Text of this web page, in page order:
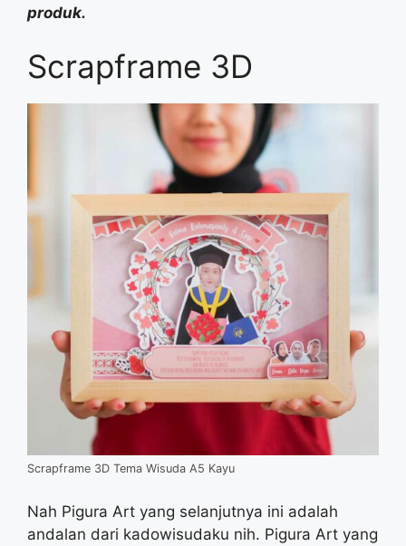
produk.
Scrapframe 3D
Scrapframe 3D Tema Wisuda A5 Kayu
Nah Pigura Art yang selanjutnya ini adalah
andalan dari kadowisudaku nih. Pigura Art yang